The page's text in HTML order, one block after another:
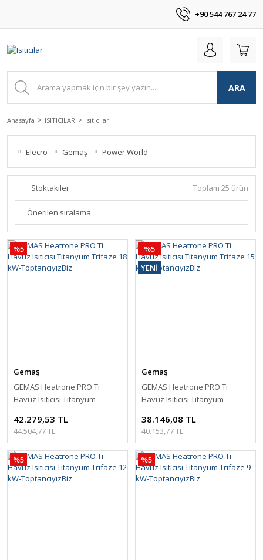
+90 544 767 24 77
ARA
Anasayfa ISITICILAR Isıtıcılar
Elecro Gemaş Power World
Stoktakiler Toplam 25 ürün
%5
Gemaş
GEMAS Heatrone PRO Ti
Havuz Isıtıcısı Titanyum
42.279,53 TL
44.504,77 TL
%5
YENİ
Gemaş
GEMAS Heatrone PRO Ti
Havuz Isıtıcısı Titanyum
38.146,08 TL
40.153,77 TL
%5 %5